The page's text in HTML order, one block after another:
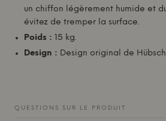
un chiffon légèrement humide et
évitez de tremper la surface.
Poids : 15 kg.
Design : Design original de Hübsch
QUESTIONS SUR LE PRODUIT